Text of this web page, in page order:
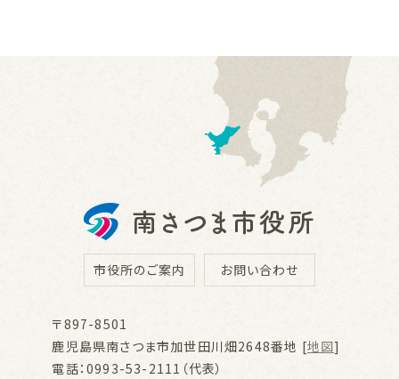
市役所のご案内 お問い合わせ
〒897-8501
鹿児島県南さつま市加世田川畑2648番地 [地図]
電話：0993-53-2111（代表）